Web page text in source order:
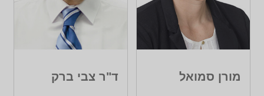
מורן סמואל ד"ר צבי ברק